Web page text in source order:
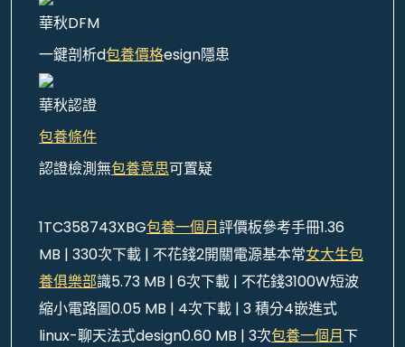
華秋DFM
一鍵剖析d包養價格esign隱患
華秋認證
包養條件
認證檢測無包養意思可置疑
1TC358743XBG包養一個月評價板參考手冊1.36
MB | 330次下載 | 不花錢2開關電源基本常女大生包
養俱樂部識5.73 MB | 6次下載 | 不花錢3100W短波
縮小電路圖0.05 MB | 4次下載 | 3 積分4嵌進式
linux-聊天法式design0.60 MB | 3次包養一個月下